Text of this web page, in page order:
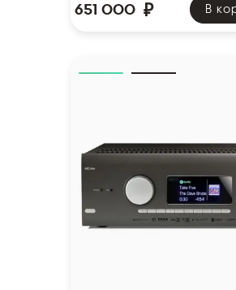
651 000 ₽ В